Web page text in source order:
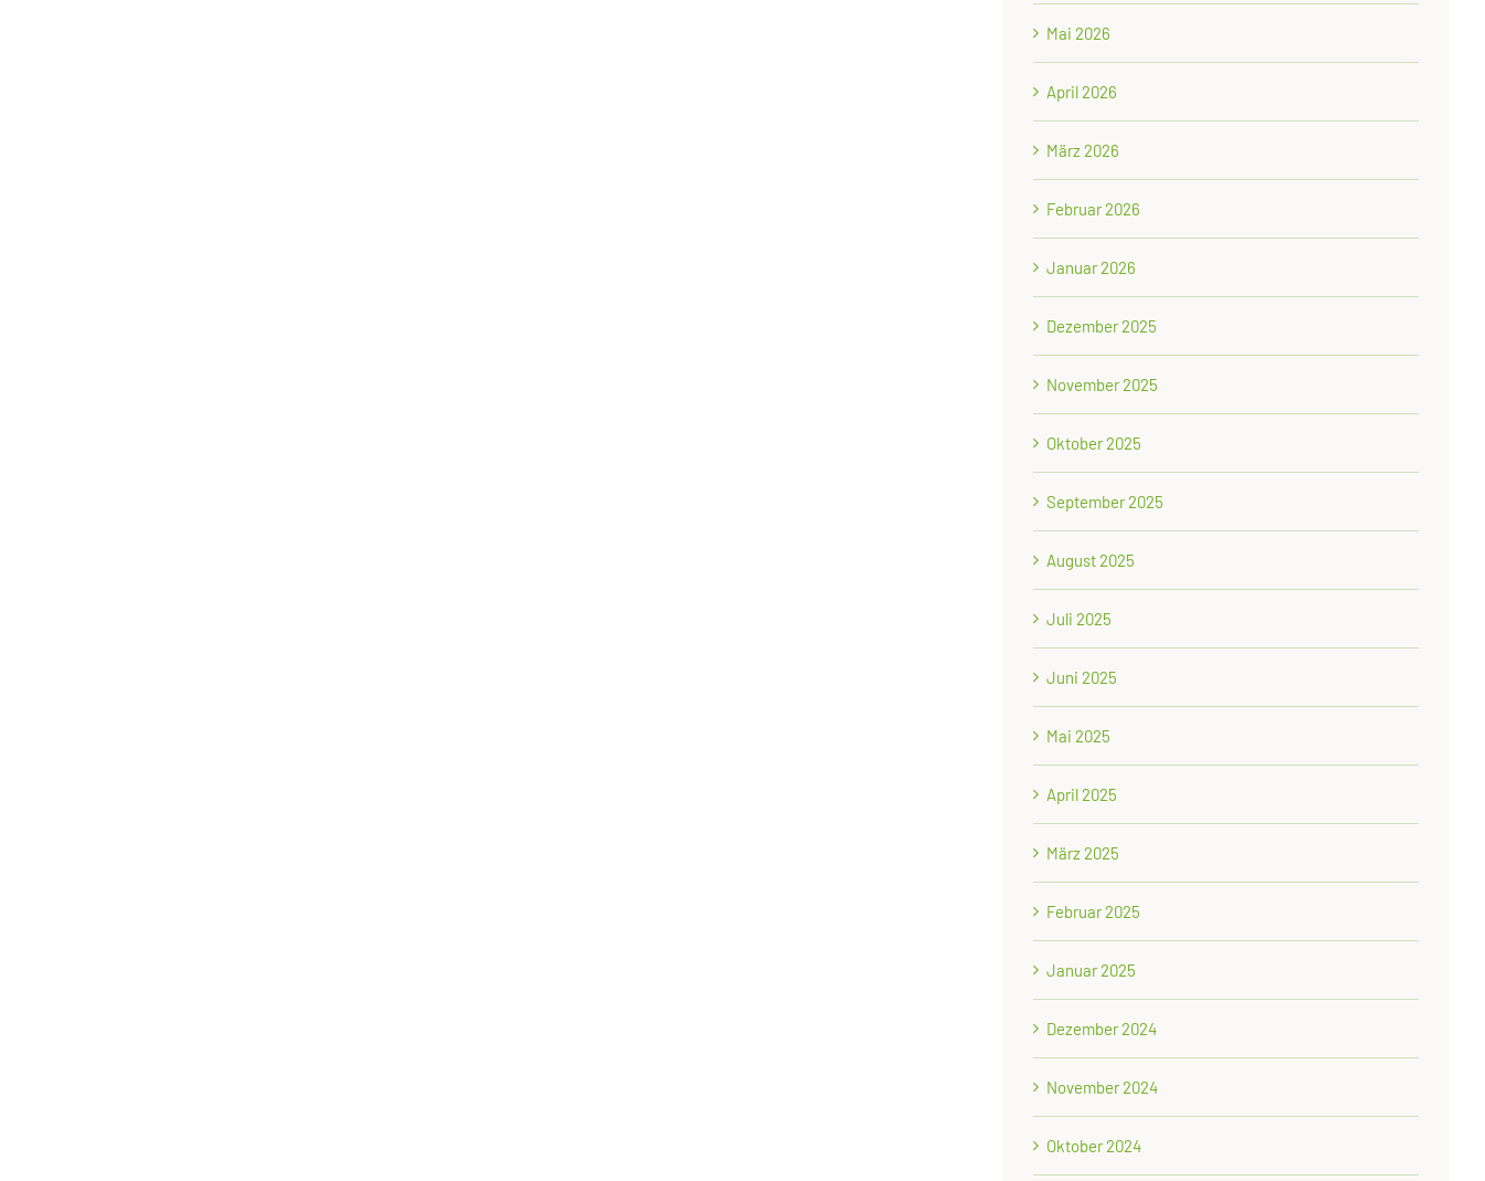
Mai 2026
April 2026
März 2026
Februar 2026
Januar 2026
Dezember 2025
November 2025
Oktober 2025
September 2025
August 2025
Juli 2025
Juni 2025
Mai 2025
April 2025
März 2025
Februar 2025
Januar 2025
Dezember 2024
November 2024
Oktober 2024